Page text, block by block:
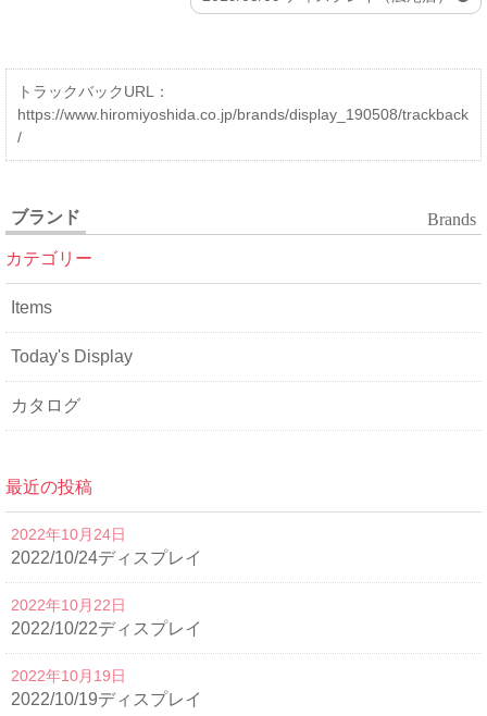
トラックバックURL：
https://www.hiromiyoshida.co.jp/brands/display_190508/trackback
/
ブランド Brands
カテゴリー
Items
Today's Display
カタログ
最近の投稿
2022/10/24ディスプレイ
2022年10月24日
2022/10/22ディスプレイ
2022年10月22日
2022/10/19ディスプレイ
2022年10月19日